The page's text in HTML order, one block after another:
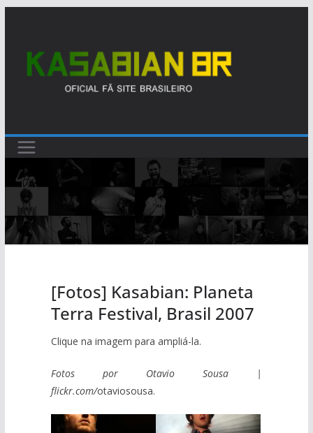
conteúdo
[Fotos] Kasabian: Planeta
Terra Festival, Brasil 2007
Clique na imagem para ampliá-la.
Fotos por Otavio Sousa |
flickr.com/otaviosousa.